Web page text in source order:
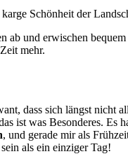
Schönheit der
ab und erwischen
mehr.
dass sich längst nicht
ist was Besonderes. Es
, und gerade mir als
als ein einziger Tag!